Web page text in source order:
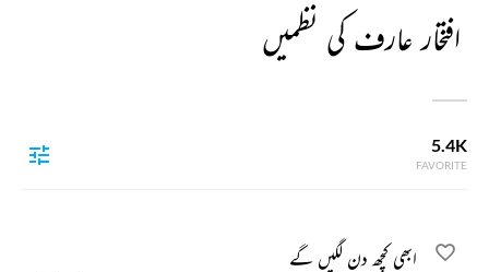
افتخار عارف کی نظمیں
5.4K
FAVORITE
ابھی کچھ دن لگیں گے